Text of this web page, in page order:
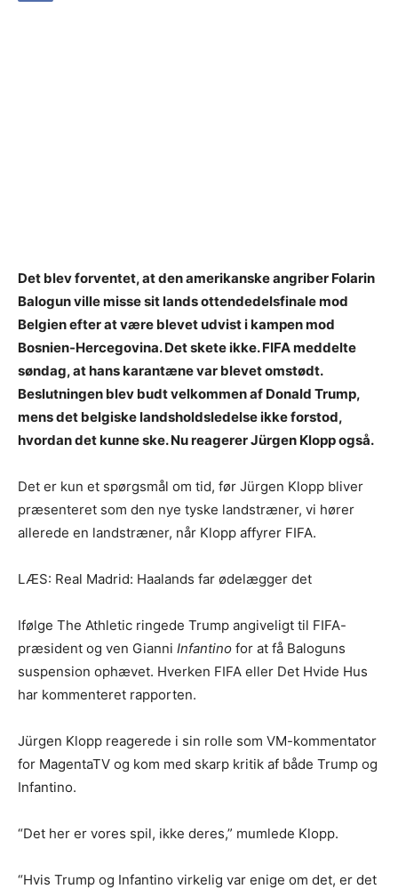
Det blev forventet, at den amerikanske angriber Folarin
Balogun ville misse sit lands ottendedelsfinale mod
Belgien efter at være blevet udvist i kampen mod
Bosnien-Hercegovina. Det skete ikke. FIFA meddelte
søndag, at hans karantæne var blevet omstødt.
Beslutningen blev budt velkommen af Donald Trump,
mens det belgiske landsholdsledelse ikke forstod,
hvordan det kunne ske. Nu reagerer Jürgen Klopp også.
Det er kun et spørgsmål om tid, før Jürgen Klopp bliver
præsenteret som den nye tyske landstræner, vi hører
allerede en landstræner, når Klopp affyrer FIFA.
LÆS: Real Madrid: Haalands far ødelægger det
Ifølge The Athletic ringede Trump angiveligt til FIFA-
præsident og ven Gianni Infantino for at få Baloguns
suspension ophævet. Hverken FIFA eller Det Hvide Hus
har kommenteret rapporten.
Jürgen Klopp reagerede i sin rolle som VM-kommentator
for MagentaTV og kom med skarp kritik af både Trump og
Infantino.
“Det her er vores spil, ikke deres,” mumlede Klopp.
“Hvis Trump og Infantino virkelig var enige om det, er det